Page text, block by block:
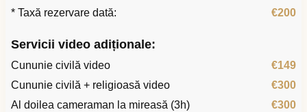
* Taxă rezervare dată: €200
Servicii video adiționale:
Cununie civilă video
€149
Cununie civilă + religioasă video
€300
Al doilea cameraman la mireasă (3h)
€300